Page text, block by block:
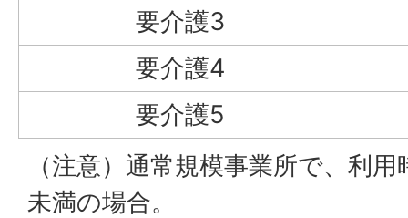
要介護3
要介護4
要介護5
（注意）通常規模事業所で、利
未満の場合。